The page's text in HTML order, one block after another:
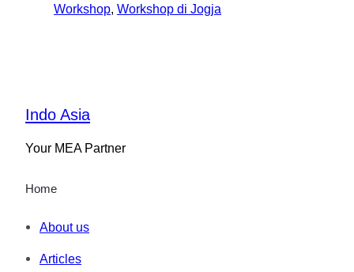
Workshop, Workshop di Jogja
Indo Asia
Your MEA Partner
Home
About us
Articles